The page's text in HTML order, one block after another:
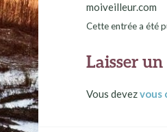
moiveilleur.com
Cette entrée a été
Laisser
Vous devezvous